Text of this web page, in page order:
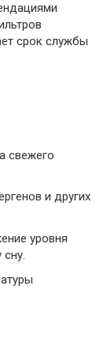
срок службы
свежего
и других
уровня